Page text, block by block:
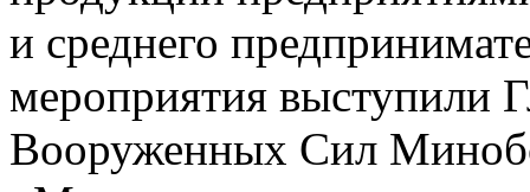
и среднего
мероприятия выступили
Вооруженных Сил